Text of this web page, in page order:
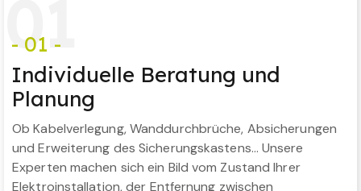
01
- 01 -
Individuelle Beratung und
Planung
Ob Kabelverlegung, Wanddurchbrüche, Absicherungen
und Erweiterung des Sicherungskastens… Unsere
Experten machen sich ein Bild vom Zustand Ihrer
Elektroinstallation, der Entfernung zwischen